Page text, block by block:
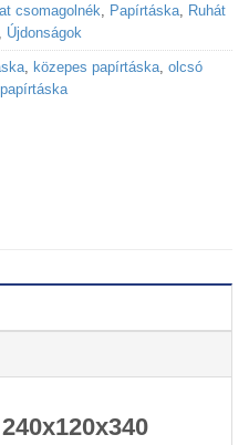
csomagolnék Papírtáska
Ruhát
Újdonságok
közepes papírtáska olcsó